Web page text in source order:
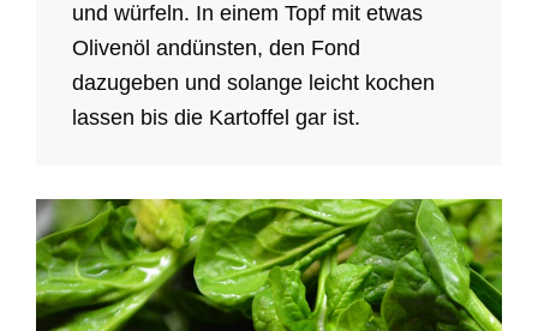
und würfeln. In einem Topf mit etwas
Olivenöl andünsten, den Fond
dazugeben und solange leicht kochen
lassen bis die Kartoffel gar ist.